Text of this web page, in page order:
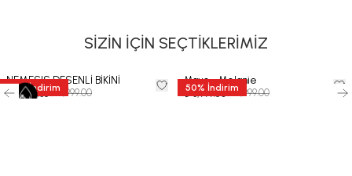
SİZİN İÇİN SEÇTİKLERİMİZ
35 %İndirim
NEMESIS DESENLİ BİKİNİ
₺ 7,799.35 ₺ 11,999.00 50% İndirim
Mayo - Melanie
₺ 3,999.50 ₺ 7,999.00